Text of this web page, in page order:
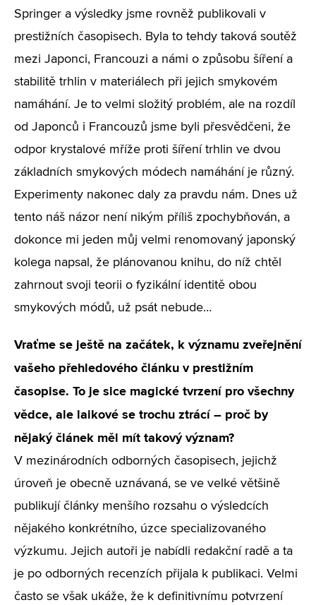
Springer a výsledky jsme rovněž publikovali v
prestižních časopisech. Byla to tehdy taková soutěž
mezi Japonci, Francouzi a námi o způsobu šíření a
stabilitě trhlin v materiálech při jejich smykovém
namáhání. Je to velmi složitý problém, ale na rozdíl
od Japonců i Francouzů jsme byli přesvědčeni, že
odpor krystalové mříže proti šíření trhlin ve dvou
základních smykových módech namáhání je různý.
Experimenty nakonec daly za pravdu nám. Dnes už
tento náš názor není nikým příliš zpochybňován, a
dokonce mi jeden můj velmi renomovaný japonský
kolega napsal, že plánovanou knihu, do níž chtěl
zahrnout svoji teorii o fyzikální identitě obou
smykových módů, už psát nebude…
Vraťme se ještě na začátek, k významu zveřejnění
vašeho přehledového článku v prestižním
časopise. To je sice magické tvrzení pro všechny
vědce, ale laikové se trochu ztrácí – proč by
nějaký článek měl mít takový význam?
V mezinárodních odborných časopisech, jejichž
úroveň je obecně uznávaná, se ve velké většině
publikují články menšího rozsahu o výsledcích
nějakého konkrétního, úzce specializovaného
výzkumu. Jejich autoři je nabídli redakční radě a ta
je po odborných recenzích přijala k publikaci. Velmi
často se však ukáže, že k definitivnímu potvrzení